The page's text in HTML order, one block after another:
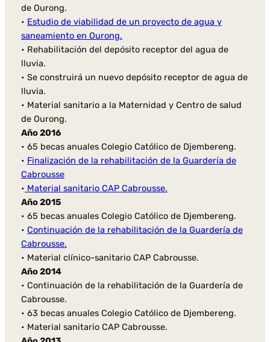
de Ourong.
• Estudio de viabilidad de un proyecto de agua y
saneamiento en Ourong.
• Rehabilitación del depósito receptor del agua de
lluvia.
• Se construirá un nuevo depósito receptor de agua de
lluvia.
• Material sanitario a la Maternidad y Centro de salud
de Ourong.
Año 2016
• 65 becas anuales Colegio Católico de Djembereng.
• Finalización de la rehabilitación de la Guardería de
Cabrousse
• Material sanitario CAP Cabrousse.
Año 2015
• 65 becas anuales Colegio Católico de Djembereng.
• Continuación de la rehabilitación de la Guardería de
Cabrousse.
• Material clínico-sanitario CAP Cabrousse.
Año 2014
• Continuación de la rehabilitación de la Guardería de
Cabrousse.
• 63 becas anuales Colegio Católico de Djembereng.
• Material sanitario CAP Cabrousse.